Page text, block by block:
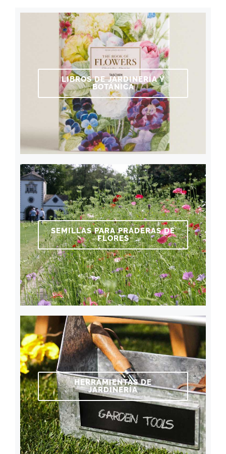
LIBROS DE JARDINERÍA Y
BOTÁNICA
SEMILLAS PARA PRADERAS DE
FLORES
HERRAMIENTAS DE
JARDINERÍA